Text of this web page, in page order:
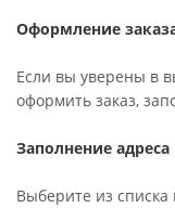
Оформление
Если вы уверены в
оформить заказ,
Заполнение адреса
Выберите из